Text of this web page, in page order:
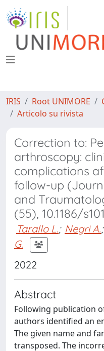
IRIS Root UNIMORE
Articolo su rivista
Correction to:
arthroscopy:
complications
follow-up
and
(55), 10.1186/
Tarallo L.; Negri A.;
G.
2022
Abstract
Following publication
authors identified an
The given name and
transposed. The